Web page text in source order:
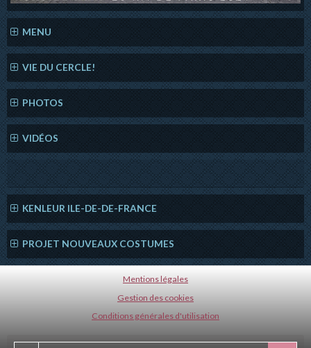
MENU
VIE DU CERCLE!
PHOTOS
VIDÉOS
KENLEUR ILE-DE-DE-FRANCE
PROJET NOUVEAUX COSTUMES
Mentions légales
Gestion des cookies
Conditions générales d'utilisation